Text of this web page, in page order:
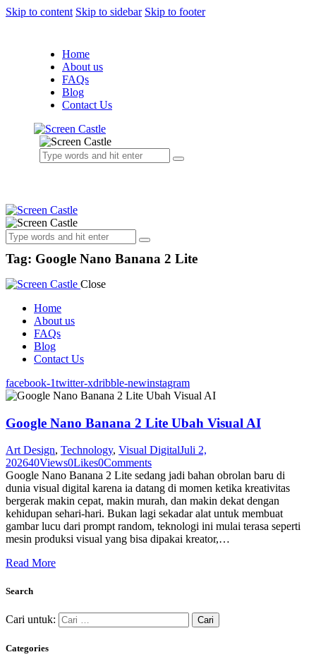
Skip to content Skip to sidebar Skip to footer
Home
About us
FAQs
Blog
Contact Us
Tag: Google Nano Banana 2 Lite
Close
Home
About us
FAQs
Blog
Contact Us
facebook-1twitter-xdribble-newinstagram
Google Nano Banana 2 Lite Ubah Visual AI
Art Design, Technology, Visual DigitalJuli 2,
202640Views0Likes0Comments
Google Nano Banana 2 Lite sedang jadi bahan obrolan baru di
dunia visual digital karena ia datang di momen ketika kreativitas
bergerak makin cepat, makin murah, dan makin dekat dengan
kehidupan sehari-hari. Bukan lagi sekadar alat untuk membuat
gambar lucu dari prompt random, teknologi ini mulai terasa seperti
mesin produksi visual yang bisa dipakai kreator,…
Read More
Search
Cari untuk:
Categories